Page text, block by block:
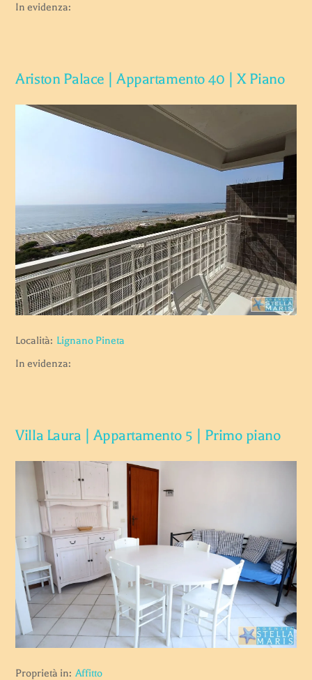
In evidenza:
Ariston Palace | Appartamento 40 | X Piano
Località: Lignano Pineta
In evidenza:
Villa Laura | Appartamento 5 | Primo piano
Proprietà in: Affitto